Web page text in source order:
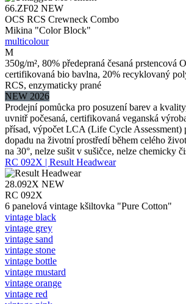
66.ZF02 NEW
OCS RCS Crewneck Combo
Mikina "Color Block"
multicolour
M
350g/m², 80% předepraná česaná prstencová
certifikovaná bio bavlna, 20% recyklovaný
RCS, enzymaticky prané
NEW 2026
Prodejní pomůcka pro posuzení barev a
uvnitř počesaná, certifikovaná veganská
přísad, výpočet LCA (Life Cycle Assessment)
dopadu na životní prostředí během celého
na 30°, nelze sušit v sušičce, nelze chemicky
RC 092X | Result Headwear
28.092X NEW
RC 092X
6 panelová vintage kšiltovka "Pure Cotton"
vintage black
vintage grey
vintage sand
vintage stone
vintage bottle
vintage mustard
vintage orange
vintage red